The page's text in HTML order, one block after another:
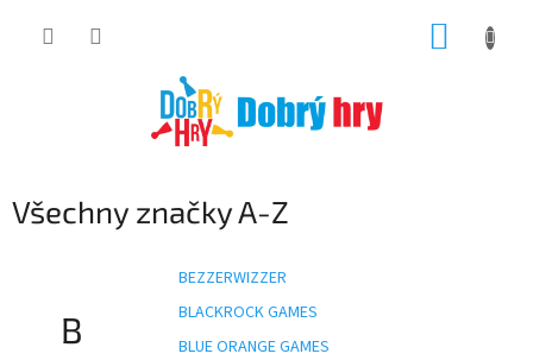
Všechny značky A-Z
B
BEZZERWIZZER
BLACKROCK GAMES
BLUE ORANGE GAMES